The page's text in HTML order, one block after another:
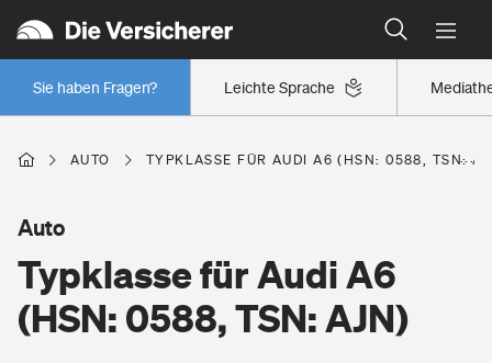
Leichte Sprache
Sie haben Fragen?
Wer versichert was: Jetzt Versicherer finden
Regionalklassen: So ist Ihre Region eingestuft
Wer versichert was: Jetzt Versicherer finden
Berufsunfähigkeitsversicherung
Erwerbsunfähigkeitsversicherung
Wohnen
AUTO TYPKLASSE FÜR AUDI A6 (HSN: 0588, TSN:
Typklasse für Audi A6
(HSN: 0588, TSN: AJN)
Auto